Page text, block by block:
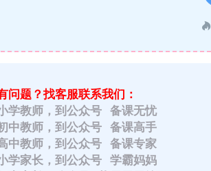
问题？找客服联系我们：
学教师，到公众号 备课无忧
中教师，到公众号 备课高手
中教师，到公众号 备课专家
学家长，到公众号 学霸妈妈